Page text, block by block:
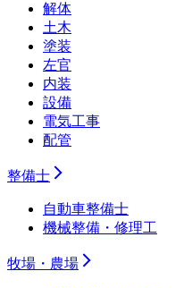
解体
土木
塗装
左官
内装
設備
電気工事
配管
整備士
自動車整備士
機械整備・修理工
牧場・農場